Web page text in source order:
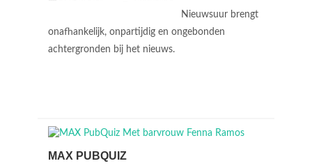
Nieuwsuur brengt
onafhankelijk, onpartijdig en ongebonden
achtergronden bij het nieuws.
MAX PUBQUIZ